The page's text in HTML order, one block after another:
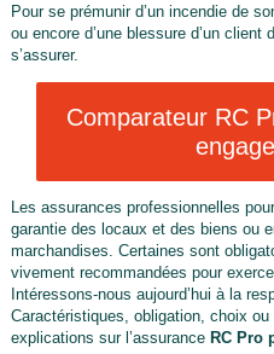
Pour se prémunir d’un incendie de
ou encore d’une blessure d’un
s’assurer.
Comparateur RC
Les assurances professionnelles
garantie des locaux et des biens ou
marchandises. Certaines sont
vivement recommandées pour
Intéressons-nous aujourd’hui à la
Caractéristiques, obligation, choix
explications sur l’assurance RC Pro